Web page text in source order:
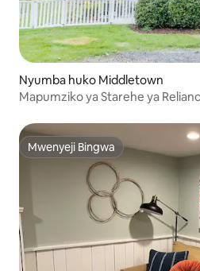
Nyumba huko Middletown
Mapumziko ya Starehe ya
Mwenyeji Bingwa
Mwenyeji Bingwa